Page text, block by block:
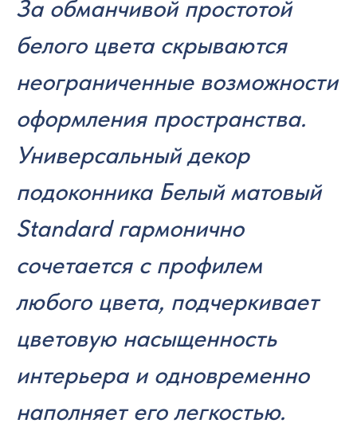
За обманчивой простотой
белого цвета скрываются
неограниченные возможности
оформления пространства.
Универсальный декор
подоконника Белый матовый
Standard гармонично
сочетается с профилем
любого цвета, подчеркивает
цветовую насыщенность
интерьера и одновременно
наполняет его легкостью.